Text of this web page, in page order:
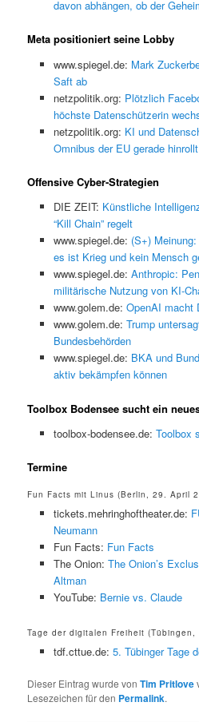
davon abhängen, ob der
Meta positioniert seine Lobby
www.spiegel.de: Mark
Saft ab
netzpolitik.org: Plötzlich
höchste Datenschützerin
netzpolitik.org: KI und
Omnibus der EU gerade hinrollt
Offensive Cyber-Strategien
DIE ZEIT: Künstliche
“Kill Chain” regelt
www.spiegel.de: (S+)
es ist Krieg und kein Mensch
www.spiegel.de: Anthropic:
militärische Nutzung von KI-
www.golem.de: OpenAI macht
www.golem.de: Trump
Bundesbehörden
www.spiegel.de: BKA und
aktiv bekämpfen können
Toolbox Bodensee sucht ein
toolbox-bodensee.de: Toolbox
Termine
Fun Facts mit Linus (Berlin, 29. April
tickets.mehringhoftheater.de:
Neumann
Fun Facts: Fun Facts
The Onion: The Onion’s
Altman
YouTube: Bernie vs. Claude
Tage der digitalen Freiheit
tdf.cttue.de: 5. Tübinger Tage
Dieser Eintrag wurde vonTim Pritlove
Lesezeichen für den Permalink.